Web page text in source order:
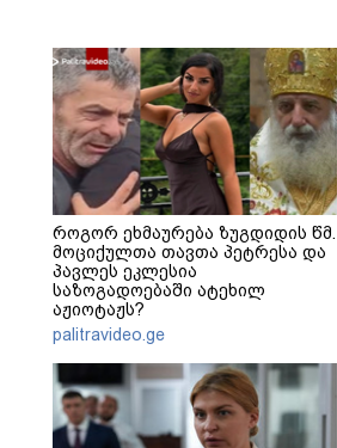
როგორ ეხმაურება ზუგდიდის წმ.
მოციქულთა თავთა პეტრესა და
პავლეს ეკლესია
საზოგადოებაში ატეხილ
აჟიოტაჟს?
palitravideo.ge